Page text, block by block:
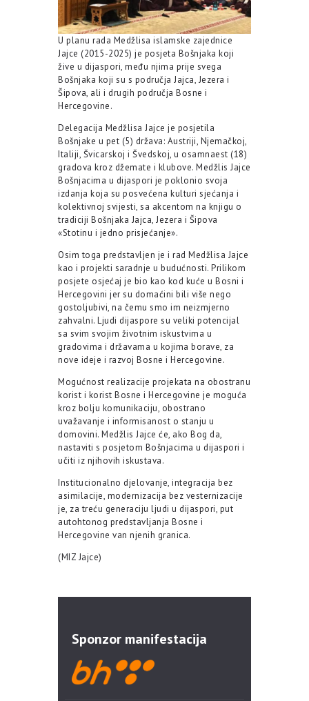
U planu rada Medžlisa islamske zajednice
Jajce (2015-2025) je posjeta Bošnjaka koji
žive u dijaspori, među njima prije svega
Bošnjaka koji su s područja Jajca, Jezera i
Šipova, ali i drugih područja Bosne i
Hercegovine.
Delegacija Medžlisa Jajce je posjetila
Bošnjake u pet (5) država: Austriji, Njemačkoj,
Italiji, Švicarskoj i Švedskoj, u osamnaest (18)
gradova kroz džemate i klubove. Medžlis Jajce
Bošnjacima u dijaspori je poklonio svoja
izdanja koja su posvećena kulturi sjećanja i
kolektivnoj svijesti, sa akcentom na knjigu o
tradiciji Bošnjaka Jajca, Jezera i Šipova
«Stotinu i jedno prisjećanje».
Osim toga predstavljen je i rad Medžlisa Jajce
kao i projekti saradnje u budućnosti. Prilikom
posjete osjećaj je bio kao kod kuće u Bosni i
Hercegovini jer su domaćini bili više nego
gostoljubivi, na čemu smo im neizmjerno
zahvalni. Ljudi dijaspore su veliki potencijal
sa svim svojim životnim iskustvima u
gradovima i državama u kojima borave, za
nove ideje i razvoj Bosne i Hercegovine.
Mogućnost realizacije projekata na obostranu
korist i korist Bosne i Hercegovine je moguća
kroz bolju komunikaciju, obostrano
uvažavanje i informisanost o stanju u
domovini. Medžlis Jajce će, ako Bog da,
nastaviti s posjetom Bošnjacima u dijaspori i
učiti iz njihovih iskustava.
Institucionalno djelovanje, integracija bez
asimilacije, modernizacija bez vesternizacije
je, za treću generaciju ljudi u dijaspori, put
autohtonog predstavljanja Bosne i
Hercegovine van njenih granica.
(MIZ Jajce)
Sponzor manifestacija